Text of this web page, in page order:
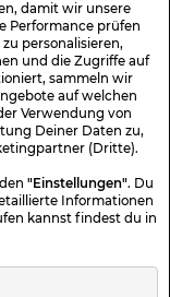
damit wir unsere
Performance prüfen
personalisieren,
und die Zugriffe auf
sammeln wir
auf welchen
Verwendung von
Deiner Daten zu,
(Dritte).
"Einstellungen". Du
Informationen
kannst findest du in